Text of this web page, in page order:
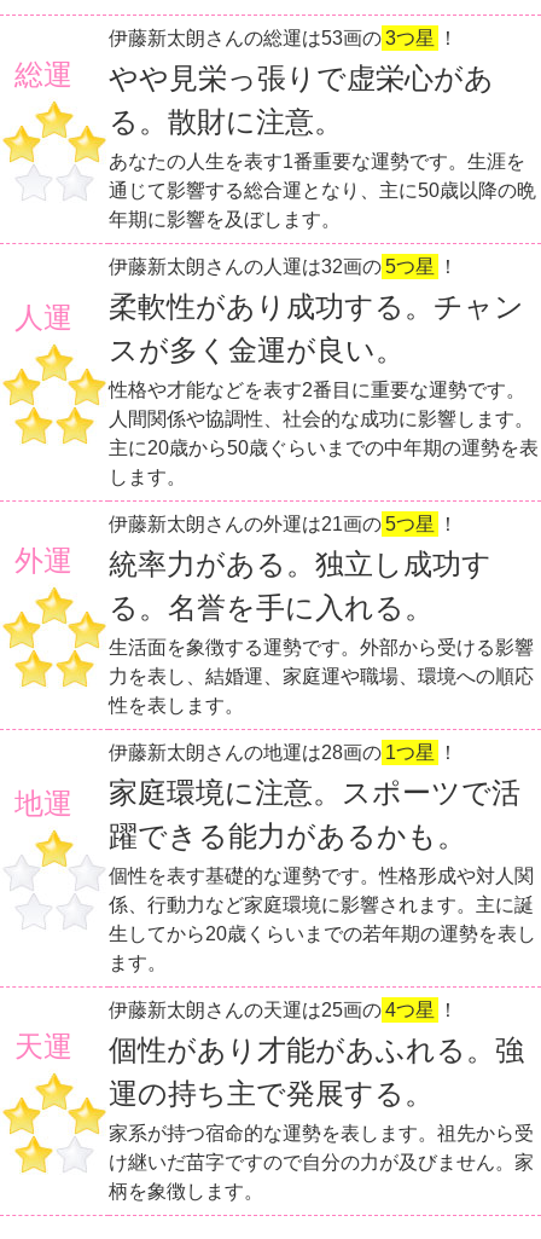
総運
伊藤新太朗さんの総運は53画の3つ星 ！
やや見栄っ張りで虚栄心があ
る。散財に注意。
あなたの人生を表す1番重要な運勢です。生涯を
通じて影響する総合運となり、主に50歳以降の晩
年期に影響を及ぼします。
人運
伊藤新太朗さんの人運は32画の5つ星 ！
柔軟性があり成功する。チャン
スが多く金運が良い。
性格や才能などを表す2番目に重要な運勢です。
人間関係や協調性、社会的な成功に影響します。
主に20歳から50歳ぐらいまでの中年期の運勢を表
します。
外運
伊藤新太朗さんの外運は21画の5つ星 ！
統率力がある。独立し成功す
る。名誉を手に入れる。
生活面を象徴する運勢です。外部から受ける影響
力を表し、結婚運、家庭運や職場、環境への順応
性を表します。
地運
伊藤新太朗さんの地運は28画の 1つ星 ！
家庭環境に注意。スポーツで活
躍できる能力があるかも。
個性を表す基礎的な運勢です。性格形成や対人関
係、行動力など家庭環境に影響されます。主に誕
生してから20歳くらいまでの若年期の運勢を表し
ます。
天運
伊藤新太朗さんの天運は25画の4つ星 ！
個性があり才能があふれる。強
運の持ち主で発展する。
家系が持つ宿命的な運勢を表します。祖先から受
け継いだ苗字ですので自分の力が及びません。家
柄を象徴します。